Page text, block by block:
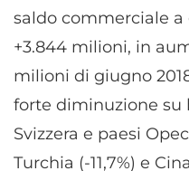
saldo commerciale a
+3.844 milioni, in
milioni di giugno
forte diminuzione su
Svizzera e paesi
Turchia (-11,7%) e